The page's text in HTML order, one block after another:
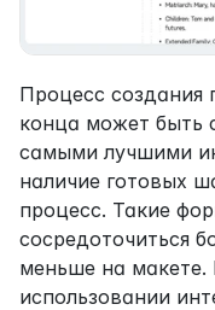
Процесс создания
конца может быть
самыми лучшими
наличие готовых
процесс. Такие
сосредоточиться
меньше на макете.
использовании